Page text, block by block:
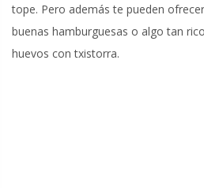
tope. Pero además te pueden
buenas hamburguesas o algo tan
huevos con txistorra.